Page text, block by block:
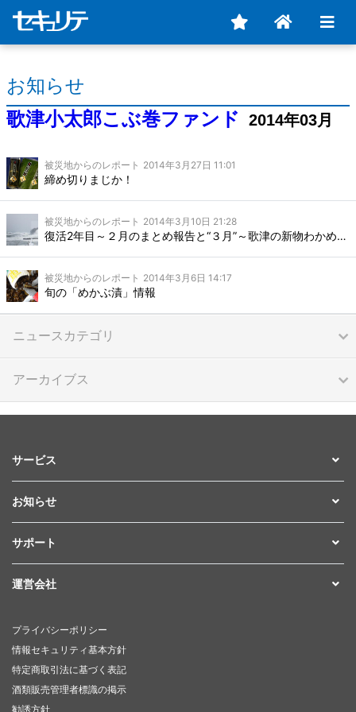
お知らせ
歌津小太郎こぶ巻ファンド
2014年03月
被災地からのレポート 2014年3月27日 11:01
締め切りまじか！
被災地からのレポート 2014年3月10日 21:28
復活2年目～２月のまとめ報告と“３月”～歌津の新物わかめ&めかぶ
被災地からのレポート 2014年3月6日 14:17
旬の「めかぶ漬」情報
ニュースカテゴリ
アーカイブス
サービス
お知らせ
サポート
運営会社
プライバシーポリシー
情報セキュリティ基本方針
特定商取引法に基づく表記
酒類販売管理者標識の掲示
勧誘方針